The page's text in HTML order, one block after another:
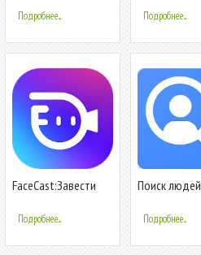
Подробнее...
мира!
Подробнее...
FaceCast:Завести
общайтесь,Встретить
Подробнее...
Поиск людей
Подробнее...